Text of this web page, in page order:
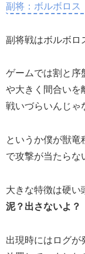
副将：ボルボロス
副将戦はボルボロ
ゲームでは割と序
や大きく間合いを
戦いづらいんじゃ
というか僕が獣竜
で攻撃が当たらな
大きな特徴は硬い
泥？出さないよ？
出現時にはログが